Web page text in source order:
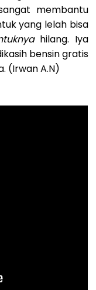
membantu
yang lelah bisa
hilang. Iya
bensin gratis
(Irwan A.N)